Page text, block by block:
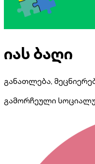
იას ბაღი
განათლება,
გამორჩეული